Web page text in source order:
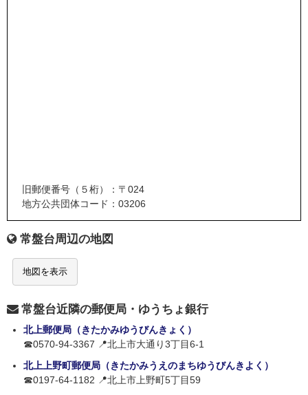
旧郵便番号（５桁）：〒024
地方公共団体コード：03206
常盤台周辺の地図
地図を表示
常盤台近隣の郵便局・ゆうちょ銀行
北上郵便局（きたかみゆうびんきょく）
☎0570-94-3367 📍北上市大通り3丁目6-1
北上上野町郵便局（きたかみうえのまちゆうびんきよく）
☎0197-64-1182 📍北上市上野町5丁目59